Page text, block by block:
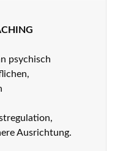
psychisch
Ausrichtung.